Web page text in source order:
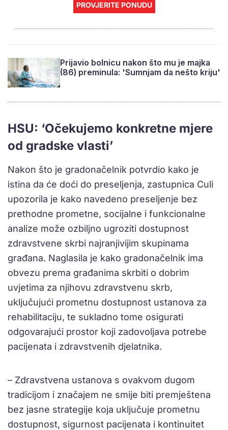
PROVJERITE PONUDU
Prijavio bolnicu nakon što mu je majka
(86) preminula: 'Sumnjam da nešto kriju'
HSU: ‘Očekujemo konkretne mjere
od gradske vlasti’
Nakon što je gradonačelnik potvrdio kako je
istina da će doći do preseljenja, zastupnica Culi
upozorila je kako navedeno preseljenje bez
prethodne prometne, socijalne i funkcionalne
analize može ozbiljno ugroziti dostupnost
zdravstvene skrbi najranjivijim skupinama
građana. Naglasila je kako gradonačelnik ima
obvezu prema građanima skrbiti o dobrim
uvjetima za njihovu zdravstvenu skrb,
uključujući prometnu dostupnost ustanova za
rehabilitaciju, te sukladno tome osigurati
odgovarajući prostor koji zadovoljava potrebe
pacijenata i zdravstvenih djelatnika.
– Zdravstvena ustanova s ovakvom dugom
tradicijom i značajem ne smije biti premještena
bez jasne strategije koja uključuje prometnu
dostupnost, sigurnost pacijenata i kontinuitet